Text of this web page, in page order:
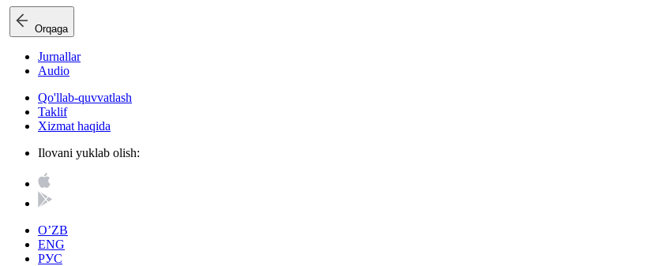
Orqaga
Jurnallar
Audio
Qo'llab-quvvatlash
Taklif
Xizmat haqida
Ilovani yuklab olish:
O’ZB
ENG
РУС